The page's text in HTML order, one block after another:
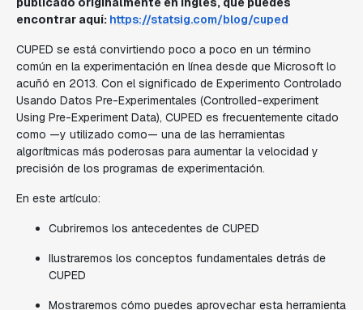
encontrar aquí: https://statsig.com/blog/cuped
CUPED se está convirtiendo poco a poco en un término
común en la experimentación en línea desde que Microsoft lo
acuñó en 2013. Con el significado de Experimento Controlado
Usando Datos Pre-Experimentales (Controlled-experiment
Using Pre-Experiment Data), CUPED es frecuentemente citado
como —y utilizado como— una de las herramientas
algorítmicas más poderosas para aumentar la velocidad y
precisión de los programas de experimentación.
En este artículo:
Cubriremos los antecedentes de CUPED
Ilustraremos los conceptos fundamentales detrás de
CUPED
Mostraremos cómo puedes aprovechar esta herramienta